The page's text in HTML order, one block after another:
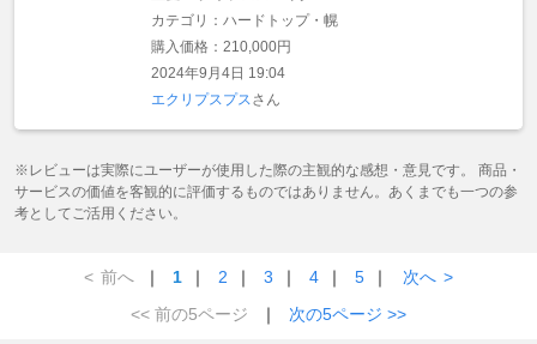
カテゴリ：ハードトップ・幌
購入価格：210,000円
2024年9月4日 19:04
エクリプスプスさん
※レビューは実際にユーザーが使用した際の主観的な感想・意見です。 商品・
サービスの価値を客観的に評価するものではありません。あくまでも一つの参
考としてご活用ください。
< 前へ ｜ 1 ｜ 2 ｜ 3 ｜ 4 ｜ 5 ｜ 次へ >
<< 前の5ページ
｜ 次の5ページ >>